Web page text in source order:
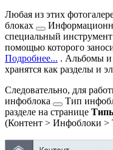
Любая из этих
блоках
специальный
помощью которого
Подробнее... . Альбомы и
хранятся как разделы и
Следовательно, для
инфоблока
Тип
разделе на странице
(Контент > Инфоблоки